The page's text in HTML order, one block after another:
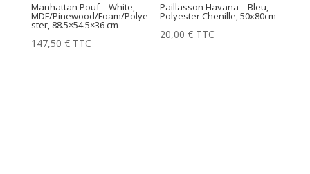
Manhattan Pouf – White,
MDF/Pinewood/Foam/Polye
ster, 88.5×54.5×36 cm
147,50 € TTC
Paillasson Havana – Bleu,
Polyester Chenille, 50x80cm
20,00€ TTC